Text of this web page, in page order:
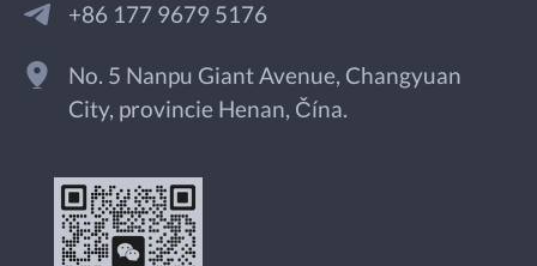
+86 177 9679 5176
No. 5 Nanpu Giant Avenue, Changyuan
City, provincie Henan, Čína.